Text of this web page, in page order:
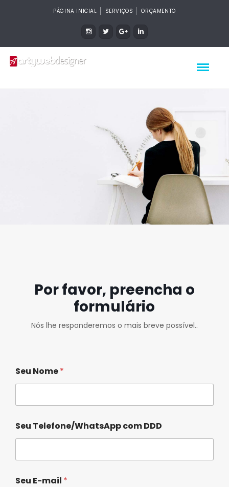
PÁGINA INICIAL SERVIÇOS ORÇAMENTO
Por favor, preencha o
formulário
Nós lhe responderemos o mais breve possível..
Seu Nome*
Seu Telefone/WhatsApp com DDD
Seu E-mail *